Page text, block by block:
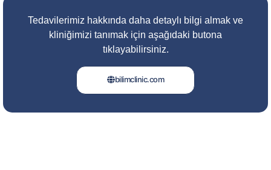
Tedavilerimiz hakkında daha detaylı bilgi almak ve
kliniğimizi tanımak için aşağıdaki butona
tıklayabilirsiniz.
bilimclinic.com